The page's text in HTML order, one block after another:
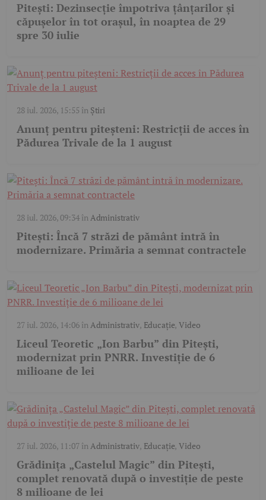
Pitești: Dezinsecție împotriva țânțarilor și
căpușelor în tot orașul, în noaptea de 29
spre 30 iulie
28 iul. 2026, 15:55 în Știri
Anunț pentru piteșteni: Restricții de acces în
Pădurea Trivale de la 1 august
28 iul. 2026, 09:34înAdministrativ
Pitești: Încă 7 străzi de pământ intră în
modernizare. Primăria a semnat contractele
27 iul. 2026, 14:06înAdministrativ, Educație,Video
Liceul Teoretic „Ion Barbu” din Pitești,
modernizat prin PNRR. Investiție de 6
milioane de lei
27 iul. 2026, 11:07înAdministrativ, Educație,Video
Grădinița „Castelul Magic” din Pitești,
complet renovată după o investiție de peste
8 milioane de lei